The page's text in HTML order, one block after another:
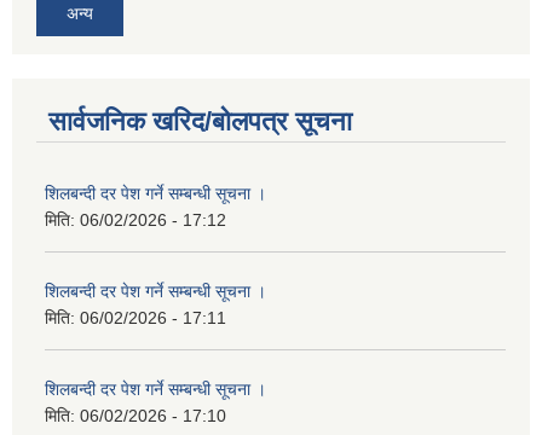
अन्य
सार्वजनिक खरिद/बोलपत्र सूचना
शिलबन्दी दर पेश गर्ने सम्बन्धी सूचना ।
मिति: 06/02/2026 - 17:12
शिलबन्दी दर पेश गर्ने सम्बन्धी सूचना ।
मिति: 06/02/2026 - 17:11
शिलबन्दी दर पेश गर्ने सम्बन्धी सूचना ।
मिति: 06/02/2026 - 17:10